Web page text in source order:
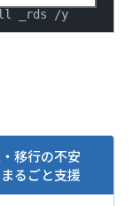
_rds /y
移行の不安
るごと支援